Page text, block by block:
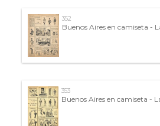
352
Buenos Aires en camiseta -
353
Buenos Aires en camiseta -